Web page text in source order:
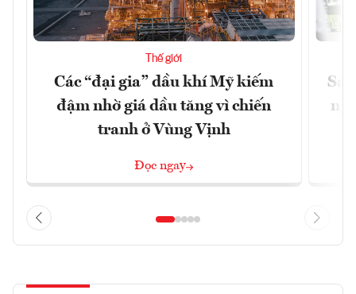
Thế giới
Các “đại gia” dầu khí Mỹ kiếm
đậm nhờ giá dầu tăng vì chiến
tranh ở Vùng Vịnh
Đọc ngay